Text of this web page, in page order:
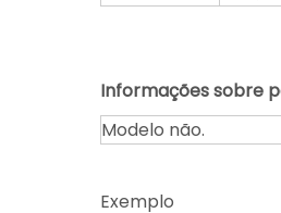
Informações sobre
Modelo não.
Exemplo